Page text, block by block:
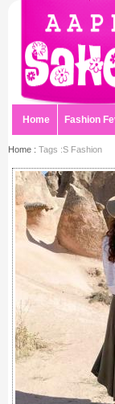
Home Fashion
Home : Tags :S Fashion